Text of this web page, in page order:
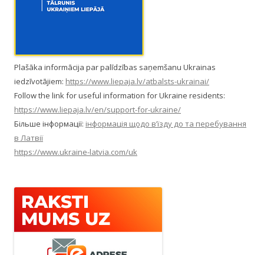
Plašāka informācija par palīdzības saņemšanu Ukrainas
iedzīvotājiem: https://www.liepaja.lv/atbalsts-ukrainai/
Follow the link for useful information for Ukraine residents:
https://www.liepaja.lv/en/support-for-ukraine/
Більше інформації: інформація щодо в’їзду до та перебування
в Латвії
https://www.ukraine-latvia.com/uk